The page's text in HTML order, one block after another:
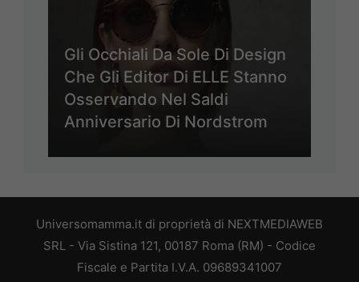
Gli Occhiali Da Sole Di Design
Che Gli Editor Di ELLE Stanno
Osservando Nel Saldi
Anniversario Di Nordstrom
Universomamma.it di proprietà di NEXTMEDIAWEB
SRL - Via Sistina 121, 00187 Roma (RM) - Codice
Fiscale e Partita I.V.A. 09689341007